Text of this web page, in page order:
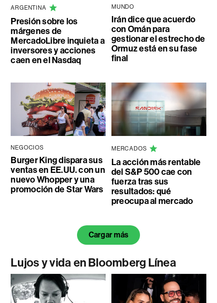
ARGENTINA
Presión sobre los
márgenes de
MercadoLibre inquieta a
inversores y acciones
caen en el Nasdaq
MUNDO
Irán dice que acuerdo
con Omán para
gestionar el estrecho de
Ormuz está en su fase
final
NEGOCIOS
Burger King dispara sus
ventas en EE.UU. con un
nuevo Whopper y una
promoción de Star Wars
MERCADOS
La acción más rentable
del S&P 500 cae con
fuerza tras sus
resultados: qué
preocupa al mercado
Cargar más
Lujos y vida en Bloomberg Línea